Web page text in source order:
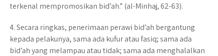
terkenal mempromosikan bid’ah.” (al-Minhaj, 62-63).
4. Secara ringkas, penerimaan perawi bid’ah bergantung
kepada pelakunya, sama ada kufur atau fasiq; sama ada
bid’ah yang melampau atau tidak; sama ada menghalalkan